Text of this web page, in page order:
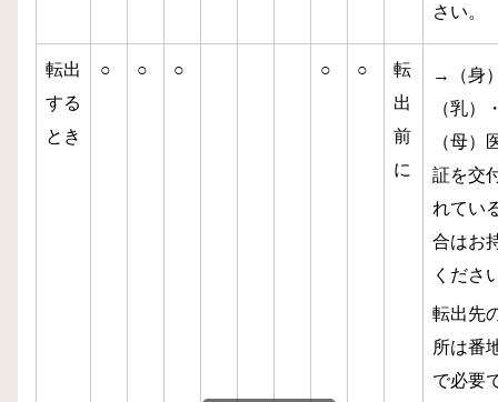
さい。
転出
する
とき
○ ○ ○ ○ ○
転
出
前
に
→（身
（乳）
（母）
証を交
れてい
合はお
くださ
転出先
所は番
で必要